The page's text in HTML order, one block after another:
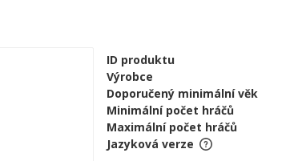
ID produktu
Výrobce
Doporučený minimální věk
Minimální počet hráčů
Maximální počet hráčů
Jazyková verze